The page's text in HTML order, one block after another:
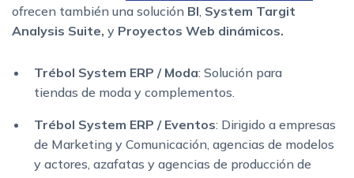
ofrecen también una solución BI System Targit
Analysis Suite, y Proyectos Web dinámicos.
Trébol System ERP / Moda: Solución para
tiendas de moda y complementos.
Trébol System ERP / Eventos: Dirigido a empresas
de Marketing y Comunicación, agencias de modelos
y actores, azafatas y agencias de producción de